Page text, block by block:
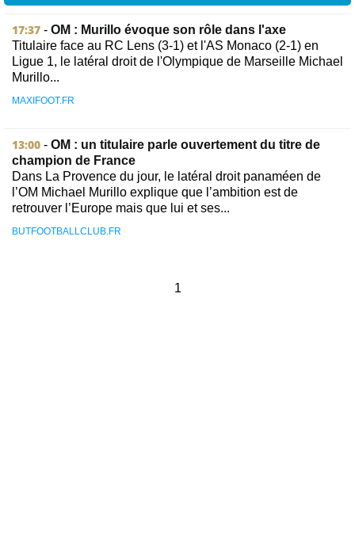
17:37 - OM : Murillo évoque son rôle dans l'axe
Titulaire face au RC Lens (3-1) et l'AS Monaco (2-1) en
Ligue 1, le latéral droit de l'Olympique de Marseille Michael
Murillo...
MAXIFOOT.FR
13:00 - OM : un titulaire parle ouvertement du titre de
champion de France
Dans La Provence du jour, le latéral droit panaméen de
l’OM Michael Murillo explique que l’ambition est de
retrouver l’Europe mais que lui et ses...
BUTFOOTBALLCLUB.FR
1